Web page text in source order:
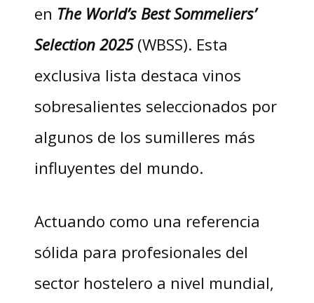
en The World’s Best Sommeliers’
Selection 2025 (WBSS). Esta
exclusiva lista destaca vinos
sobresalientes seleccionados por
algunos de los sumilleres más
influyentes del mundo.
Actuando como una referencia
sólida para profesionales del
sector hostelero a nivel mundial,